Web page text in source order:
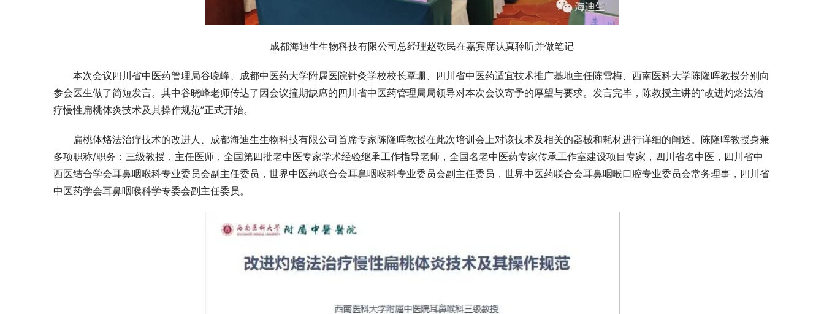
成都海迪生生物科技有限公司总经理赵敬民在嘉宾席认真聆听并做笔记
本次会议四川省中医药管理局谷晓峰、成都中医药大学附属医院针灸学校校长覃珊、四川省中医药适宜技术推广基地主任陈雪梅、西南医科大学陈隆晖教授分别向
参会医生做了简短发言。其中谷晓峰老师传达了因会议撞期缺席的四川省中医药管理局局领导对本次会议寄予的厚望与要求。发言完毕，陈教授主讲的“改进灼烙法治
疗慢性扁桃体炎技术及其操作规范”正式开始。
扁桃体烙法治疗技术的改进人、成都海迪生生物科技有限公司首席专家陈隆晖教授在此次培训会上对该技术及相关的器械和耗材进行详细的阐述。陈隆晖教授身兼
多项职称/职务：三级教授，主任医师，全国第四批老中医专家学术经验继承工作指导老师，全国名老中医药专家传承工作室建设项目专家，四川省名中医，四川省中
西医结合学会耳鼻咽喉科专业委员会副主任委员，世界中医药联合会耳鼻咽喉科专业委员会副主任委员，世界中医药联合会耳鼻咽喉口腔专业委员会常务理事，四川省
中医药学会耳鼻咽喉科学专委会副主任委员。